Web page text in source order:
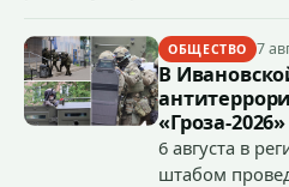
ОБЩЕСТВО 7
В
«Гроза-2026»
6 августа в
штабом